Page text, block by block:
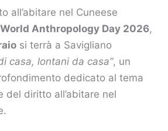
all’abitare nel Cuneese
World Anthropology Day 2026,
si terrà a Savigliano
casa, lontani da casa”, un
dedicato al tema
del diritto all’abitare nel